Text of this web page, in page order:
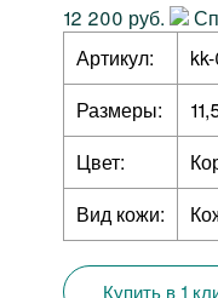
12 200 руб.
Артикул:
Размеры:
Цвет:
Вид кожи:
Купить в 1